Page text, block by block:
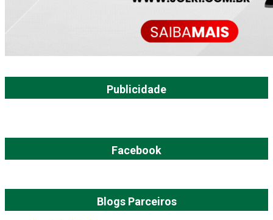
Publicidade
Facebook
Blogs Parceiros